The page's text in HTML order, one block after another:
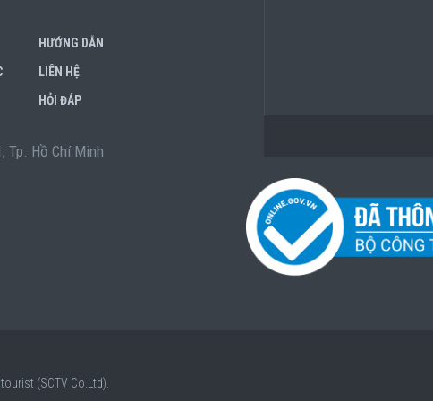
HƯỚNG DẪN
LIÊN HỆ
HỎI ĐÁP
Tp. Hồ Chí Minh
(SCTV Co.Ltd).